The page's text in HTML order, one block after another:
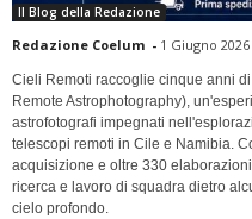
Il Blog della Redazione
Redazione Coelum - 1 Giugno 2026
Cieli Remoti raccoglie cinque anni
Remote Astrophotography),
astrofotografi impegnati
telescopi remoti in Cile e Namibia.
acquisizione e oltre 330
ricerca e lavoro di squadra dietro
cielo profondo.